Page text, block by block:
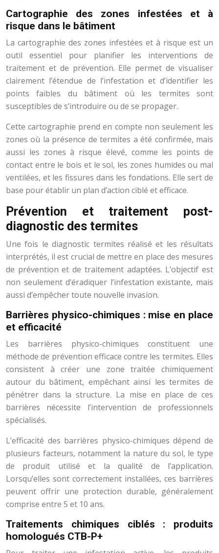
Cartographie des zones infestées et à
risque dans le bâtiment
La cartographie des zones infestées et à risque est un
outil essentiel pour planifier les interventions de
traitement et de prévention. Elle permet de visualiser
clairement l’étendue de l’infestation et d’identifier les
points faibles du bâtiment où les termites sont
susceptibles de s’introduire ou de se propager.
Cette cartographie prend en compte non seulement les
zones où la présence de termites a été confirmée, mais
aussi les zones à risque élevé, comme les points de
contact entre le bois et le sol, les zones humides ou mal
ventilées, et les fissures dans les fondations. Elle sert de
base pour établir un plan d’action ciblé et efficace.
Prévention et traitement post-
diagnostic des termites
Une fois le diagnostic termites réalisé et les résultats
interprétés, il est crucial de mettre en place des mesures
de prévention et de traitement adaptées. L’objectif est
non seulement d’éradiquer l’infestation existante, mais
aussi d’empêcher toute nouvelle invasion.
Barrières physico-chimiques : mise en place
et efficacité
Les barrières physico-chimiques constituent une
méthode de prévention efficace contre les termites. Elles
consistent à créer une zone traitée chimiquement
autour du bâtiment, empêchant ainsi les termites de
pénétrer dans la structure. La mise en place de ces
barrières nécessite l’intervention de professionnels
spécialisés.
L’efficacité des barrières physico-chimiques dépend de
plusieurs facteurs, notamment la nature du sol, le type
de produit utilisé et la qualité de l’application.
Lorsqu’elles sont correctement installées, ces barrières
peuvent offrir une protection durable, généralement
comprise entre 5 et 10 ans.
Traitements chimiques ciblés : produits
homologués CTB-P+